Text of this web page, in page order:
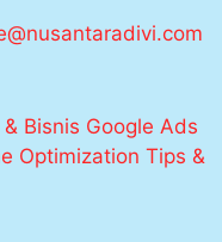
Bisnis Google Ads
Optimization Tips &